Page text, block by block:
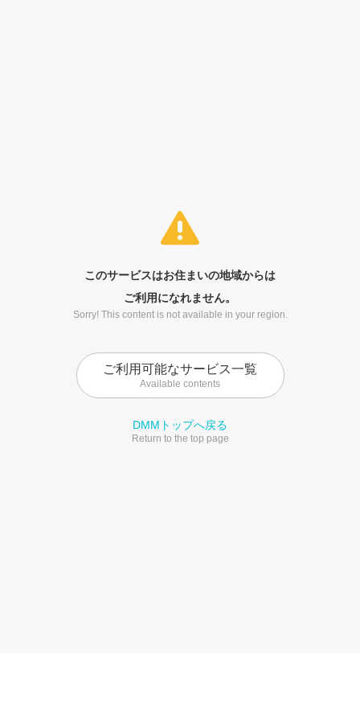
このサービスはお住まいの地域からは
ご利用になれません。
Sorry! This content is not available in your region.
ご利用可能なサービス一覧
Available contents
DMMトップへ戻る
Return to the top page